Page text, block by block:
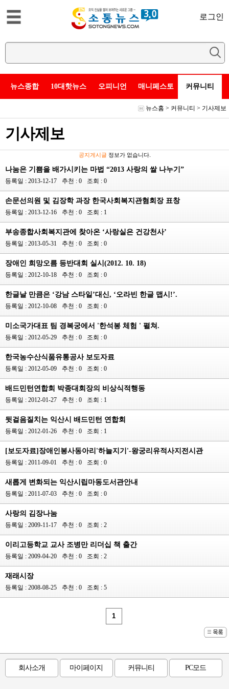
로그인
뉴스종합 10대핫뉴스 오피니언 매니페스토 커뮤니티
뉴스홈 > 커뮤니티 > 기사제보
기사제보
공지게시글 정보가 없습니다.
나눔은 기쁨을 배가시키는 마법 “2013 사랑의 쌀 나누기”
등록일 : 2013-12-17 추천 : 0 조회 : 0
손문선의원 및 김장학 과장 한국사회복지관혐회장 표창
등록일 : 2013-12-16 추천 : 0 조회 : 1
부송종합사회복지관에 찾아온 ‘사랑실은 건강천사’
등록일 : 2013-05-31 추천 : 0 조회 : 0
장애인 희망오름 등반대회 실시(2012. 10. 18)
등록일 : 2012-10-18 추천 : 0 조회 : 0
한글날 만큼은 ‘강남 스타일’대신, ‘오라빈 한글 맵시!’.
등록일 : 2012-10-08 추천 : 0 조회 : 0
미소국가대표 팀 경복궁에서 '한석봉 체험 ' 펼쳐.
등록일 : 2012-05-29 추천 : 0 조회 : 0
한국농수산식품유통공사 보도자료
등록일 : 2012-05-09 추천 : 0 조회 : 0
배드민턴연합회 박종대회장의 비상식적행동
등록일 : 2012-01-27 추천 : 0 조회 : 1
뒷걸음질치는 익산시 배드민턴 연합회
등록일 : 2012-01-26 추천 : 0 조회 : 1
[보도자료]장애인봉사동아리'하늘지기'-왕궁리유적사지전시관
등록일 : 2011-09-01 추천 : 0 조회 : 0
새롭게 변화되는 익산시립마동도서관안내
등록일 : 2011-07-03 추천 : 0 조회 : 0
사랑의 김장나눔
등록일 : 2009-11-17 추천 : 0 조회 : 2
이리고등학교 교사 조병만 리더십 책 출간
등록일 : 2009-04-20 추천 : 0 조회 : 2
재래시장
등록일 : 2008-08-25 추천 : 0 조회 : 5
1
회사소개 마이페이지 커뮤니티 PC모드